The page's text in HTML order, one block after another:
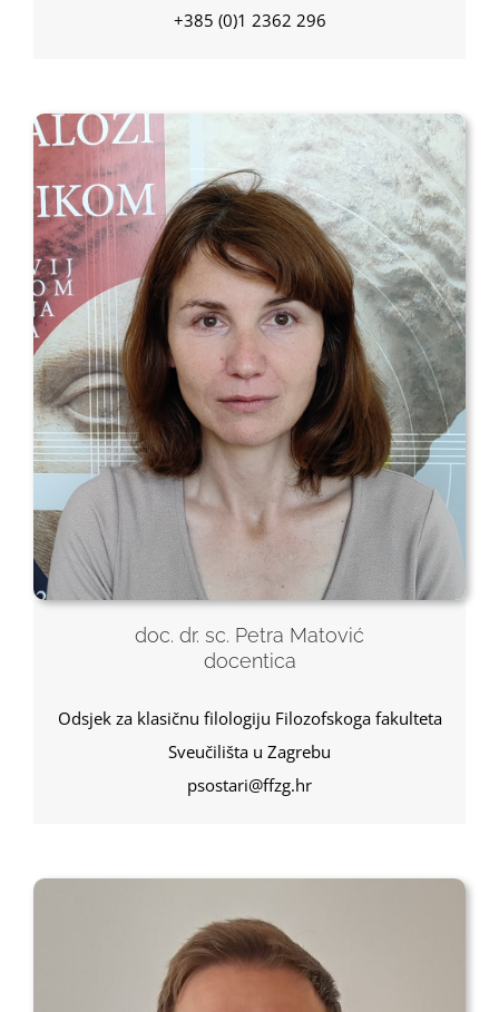
+385 (0)1 2362 296
doc. dr. sc. Petra Matović
docentica
Odsjek za klasičnu filologiju Filozofskoga fakulteta
Sveučilišta u Zagrebu
psostari@ffzg.hr